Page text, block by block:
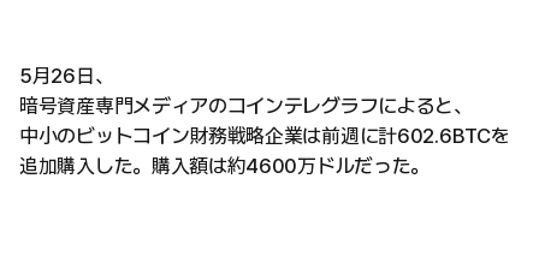
5月26日、
暗号資産専門メディアのコインテレグラフによると、
中小のビットコイン財務戦略企業は前週に計602.6BTCを
追加購入した。購入額は約4600万ドルだった。